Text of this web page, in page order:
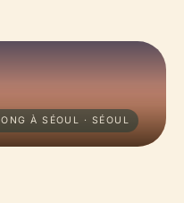
À SÉOUL · SÉOUL